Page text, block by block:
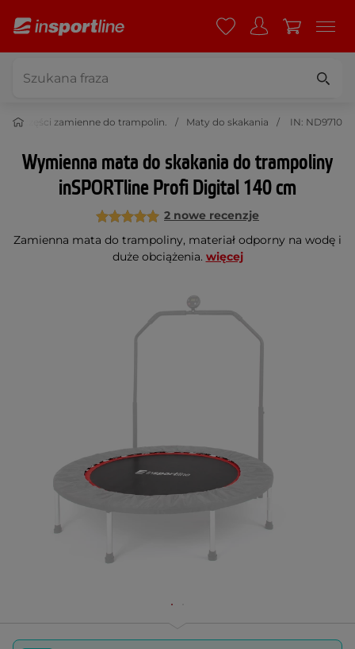
i części zamienne do trampolin. Maty do skakania IN: ND9710
Wymienna mata do skakania do trampoliny
inSPORTline Profi Digital 140 cm
2 nowe recenzje
Zamienna mata do trampoliny, materiał odporny na wodę i
duże obciążenia. więcej